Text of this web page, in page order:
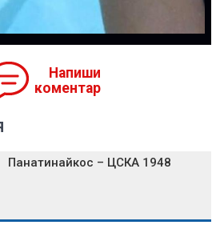
Напиши
коментар
Панатинайкос – ЦСКА 1948